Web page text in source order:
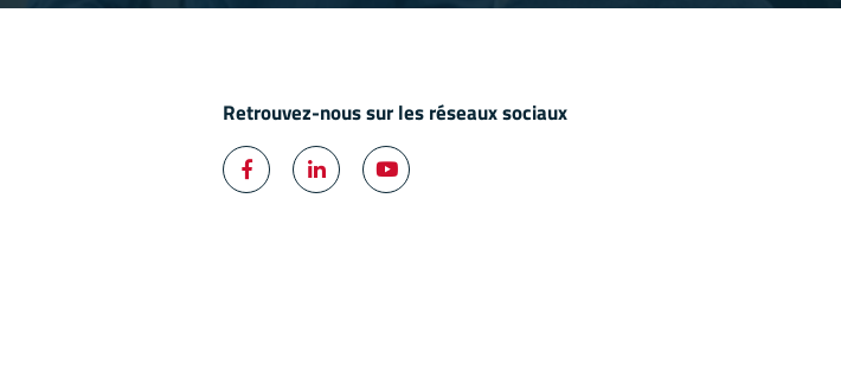
Retrouvez-nous sur les réseaux sociaux

Facebook

LinkedIn

YouTube